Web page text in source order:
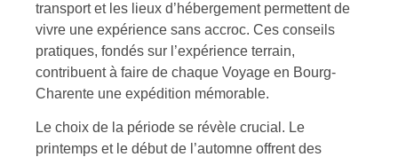
transport et les lieux d’hébergement permettent de
vivre une expérience sans accroc. Ces conseils
pratiques, fondés sur l’expérience terrain,
contribuent à faire de chaque Voyage en Bourg-
Charente une expédition mémorable.
Le choix de la période se révèle crucial. Le
printemps et le début de l’automne offrent des